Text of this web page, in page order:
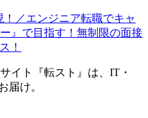
！／エンジニア転職でキャ
』で目指す！無制限の面接
！
イト『転スト』は、IT・
届け。